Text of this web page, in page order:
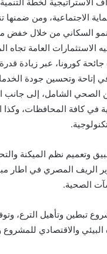
الاجتماعية، ومن ضمنها
السكاني من خلال خفض
توجيه الاستثمارات العامة
كورونا، عبر زيادة
إتاحة وتحسين جودة
الصحي الشامل، إلى
في كافة المحافظات، وكذا
وتعميم نظم الميكنة
الريف المصري في اطار
الصحية.
تبطين وتأهيل الترع،
والاقتصادي للمشروع